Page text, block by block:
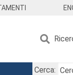
Cerca: